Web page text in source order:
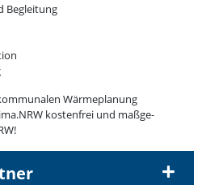
Begleitung
Wärme­planung
kostenfrei und maßge­